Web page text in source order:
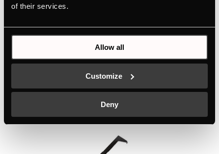
of their services.
Allow all
Customize
Deny
Sonderzubehör